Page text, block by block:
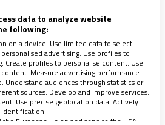
data to analyze website
following:
on a device. Use limited data to select
advertising. Use profiles to
Create profiles to personalise content. Use
Measure advertising performance.
Understand audiences through statistics or
sources. Develop and improve services.
Use precise geolocation data. Actively
European Union and send to the USA.